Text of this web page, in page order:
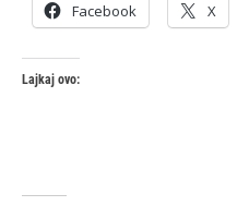
Facebook X
Lajkaj ovo: